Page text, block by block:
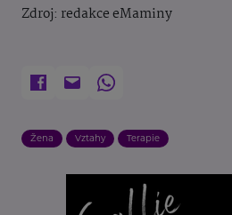
Zdroj: redakce eMaminy
Žena Vztahy Terapie